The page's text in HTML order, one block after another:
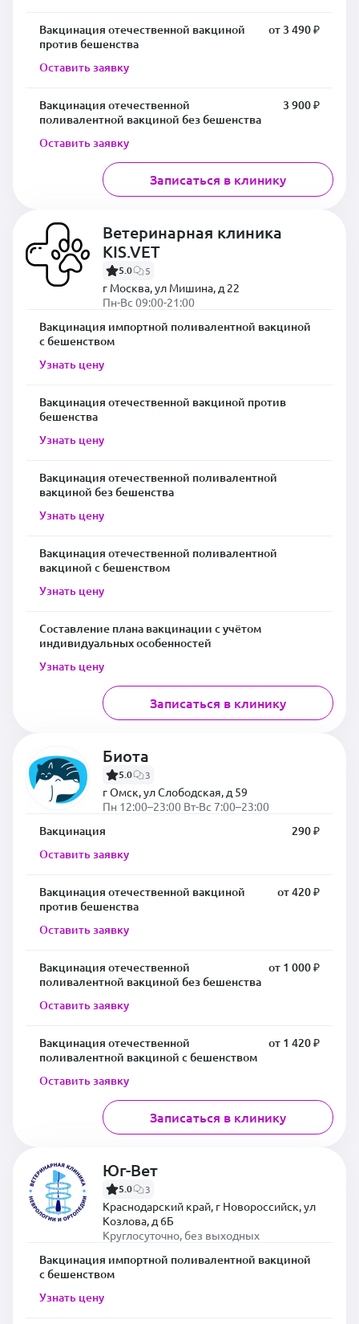
Вакцинация отечественной вакциной
против бешенства
от 3 490 ₽
Оставить заявку
Вакцинация отечественной
поливалентной вакциной без бешенства
3 900 ₽
Оставить заявку
Записаться в клинику
Ветеринарная клиника
KIS.VET
5.0 5
г Москва, ул Мишина, д 22
Пн-Вс 09:00-21:00
Вакцинация импортной поливалентной вакциной
с бешенством
Узнать цену
Вакцинация отечественной вакциной против
бешенства
Узнать цену
Вакцинация отечественной поливалентной
вакциной без бешенства
Узнать цену
Вакцинация отечественной поливалентной
вакциной с бешенством
Узнать цену
Составление плана вакцинации с учётом
индивидуальных особенностей
Узнать цену
Записаться в клинику
Биота
5.0 3
г Омск, ул Слободская, д 59
Пн 12:00–23:00 Вт-Вс 7:00–23:00
Вакцинация
290 ₽
Оставить заявку
Вакцинация отечественной вакциной
против бешенства
от 420 ₽
Оставить заявку
Вакцинация отечественной
поливалентной вакциной без бешенства
от 1 000 ₽
Оставить заявку
Вакцинация отечественной
поливалентной вакциной с бешенством
от 1 420 ₽
Оставить заявку
Записаться в клинику
Юг-Вет
5.0 3
Краснодарский край, г Новороссийск, ул
Козлова, д 6Б
Круглосуточно, без выходных
Вакцинация импортной поливалентной вакциной
с бешенством
Узнать цену